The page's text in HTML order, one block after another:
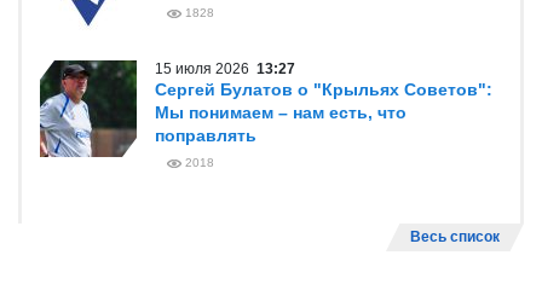
1828
15 июля 2026 13:27
Сергей Булатов о "Крыльях Советов":
Мы понимаем – нам есть, что
поправлять
2018
Весь список